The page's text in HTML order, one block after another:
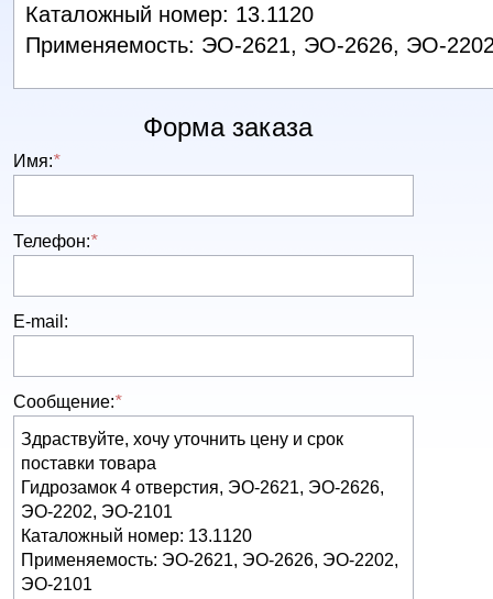
Каталожный номер: 13.1120
Применяемость: ЭО-2621, ЭО-2626, ЭО-
Форма заказа
Имя:*
Телефон:*
E-mail:
Сообщение:*